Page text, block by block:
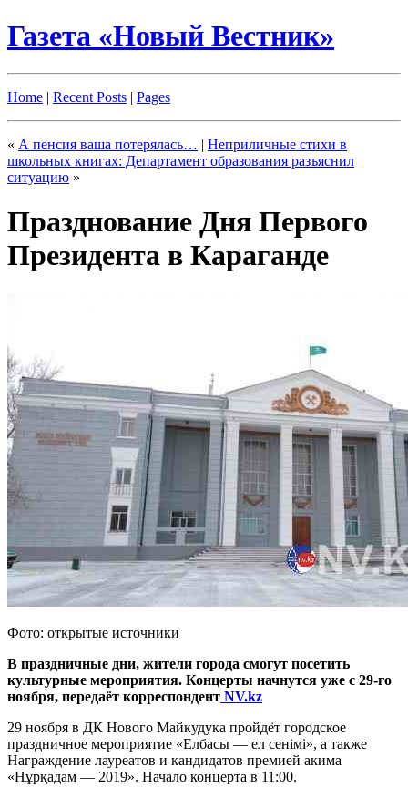
Газета «Новый Вестник»
Home | Recent Posts | Pages
« А пенсия ваша потерялась… | Неприличные стихи в
школьных книгах: Департамент образования разъяснил
ситуацию »
Празднование Дня Первого
Президента в Караганде
Фото: открытые источники
В праздничные дни, жители города смогут посетить
культурные мероприятия. Концерты начнутся уже с 29-го
ноября, передаёт корреспондент NV.kz
29 ноября в ДК Нового Майкудука пройдёт городское
праздничное мероприятие «Елбасы — ел сенімі», а также
Награждение лауреатов и кандидатов премией акима
«Нұрқадам — 2019». Начало концерта в 11:00.